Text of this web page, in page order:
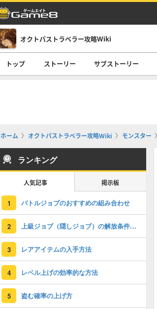
オクトパストラベラー攻略Wiki
トップ ストーリー サブストーリー
ホーム オクトパストラベラー攻略Wiki モンスター
ランキング
人気記事 掲示板
1 バトルジョブのおすすめの組み合わせ
2 上級ジョブ（隠しジョブ）の解放条件と祠の場所
3 レアアイテムの入手方法
4 レベル上げの効率的な方法
5 盗む確率の上げ方